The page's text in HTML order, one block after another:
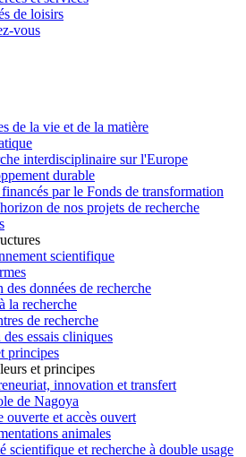
de loisirs
vous
de la vie et de la matière
interdisciplinaire sur l'Europe
durable
par le Fonds de transformation
de nos projets de recherche
scientifique
des données de recherche
la recherche
de recherche
essais cliniques
principes
et principes
innovation et transfert
de Nagoya
ouverte et accès ouvert
animales
scientifique et recherche à double usage